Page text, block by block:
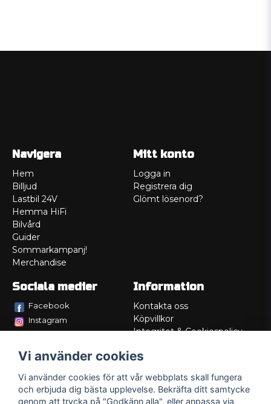
Navigera
Hem
Billjud
Lastbil 24V
Hemma HiFi
Bilvård
Guider
Sommarkampanj!
Merchandise
Mitt konto
Logga in
Registrera dig
Glömt lösenord?
Sociala medier
Facebook
Instagram
Information
Kontakta oss
Köpvillkor
Integritet & Cookiespolicy
Service/Garanti
Lådritning
Om oss
Vi använder cookies
Vi använder cookies för att vår webbplats skall fungera
och erbjuda dig bästa upplevelse. Bekräfta ditt samtycke
genom att trycka på "Godkänn alla", eller anpassa via